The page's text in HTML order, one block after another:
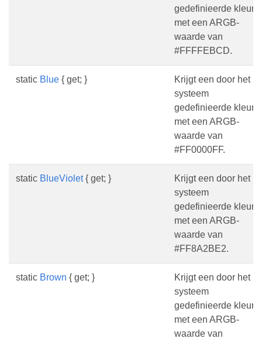
gedefinieerde kleur
met een ARGB-
waarde van
#FFFFEBCD.
static Blue { get; }
Krijgt een door het
systeem
gedefinieerde kleur
met een ARGB-
waarde van
#FF0000FF.
static BlueViolet{ get; }
Krijgt een door het
systeem
gedefinieerde kleur
met een ARGB-
waarde van
#FF8A2BE2.
static Brown { get; }
Krijgt een door het
systeem
gedefinieerde kleur
met een ARGB-
waarde van